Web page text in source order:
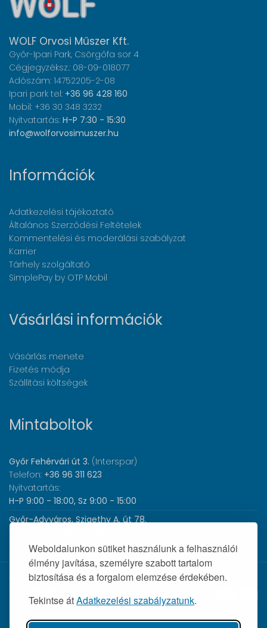
Weboldalunkon sütiket használunk a felhasználói
élmény javítása, személyre szabott tartalom
biztosítása és a forgalom elemzése érdekében.
Tekintse átAdatkezelési szabályzatunk.
WOLF Orvosi Műszer Kft.
Győr-Ipari Park, Csörgőfa sor 4
Cégjegyzéksz.: 08-09-018077
Adószám: 14752205-2-08
Ipari park tel: +36 96 428 160
Mobil: +36 30 348 3232
Nyitvatartás: H-P 7:30 - 15:30
info@wolforvosimuszer.hu
Információk
Adatkezelési tájékoztató
Általános Szerződési Feltételek
Kommentelési és moderálási szabályzat
Karrier
Tárhely szolgáltató
SimplePay by OTP Mobil
Vásárlási információk
Vásárlás menete
Fizetés módja
Szállítási költségek
Mintaboltok
Győr Fehérvári út 3. (Interspar)
Telefon: +36 96 311 623
Nyitvatartás:
H-P 9:00 - 18:00, Sz 9:00 - 15:00
Győr-Adyváros, Szigethy A. út 78.
Telefon:
Nyitvatartás:H-P 8:00 - 17:00
© 2026 Wolf Orvosi Műszer Kft. |